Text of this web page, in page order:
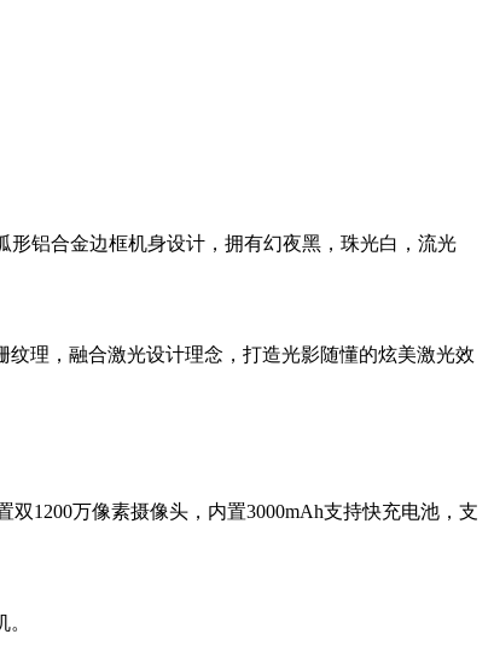
铝合金边框机身设计，拥有幻夜黑，珠光白，流光
理，融合激光设计理念，打造光影随懂的炫美激光效
1200万像素摄像头，内置3000mAh支持快充电池，支